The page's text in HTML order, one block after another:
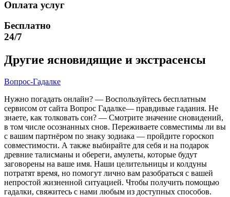
Оплата услуг
Бесплатно
24/7
Другие ясновидящие и экстрасенсы
Вопрос-Гадалке
Нужно погадать онлайн? — Воспользуйтесь бесплатным
сервисом от сайта Вопрос Гадалке— правдивые гадания. Не
знаете, как толковать сон? — Смотрите значение сновидений,
в том числе осознанных снов. Переживаете совместимы ли вы
с вашим партнёром по знаку зодиака — пройдите гороскоп
совместимости. А также выбирайте для себя и на подарок
древние талисманы и обереги, амулеты, которые будут
заговорены на ваше имя. Наши целительницы и колдуны
потратят время, но помогут лично вам разобраться с вашей
непростой жизненной ситуацией. Чтобы получить помощью
гадалки, свяжитесь с нами любым из доступных способов.